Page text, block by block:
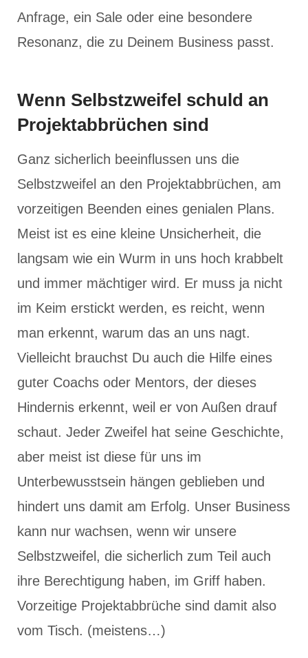
Anfrage, ein Sale oder eine besondere
Resonanz, die zu Deinem Business passt.
Wenn Selbstzweifel schuld an
Projektabbrüchen sind
Ganz sicherlich beeinflussen uns die
Selbstzweifel an den Projektabbrüchen, am
vorzeitigen Beenden eines genialen Plans.
Meist ist es eine kleine Unsicherheit, die
langsam wie ein Wurm in uns hoch krabbelt
und immer mächtiger wird. Er muss ja nicht
im Keim erstickt werden, es reicht, wenn
man erkennt, warum das an uns nagt.
Vielleicht brauchst Du auch die Hilfe eines
guter Coachs oder Mentors, der dieses
Hindernis erkennt, weil er von Außen drauf
schaut. Jeder Zweifel hat seine Geschichte,
aber meist ist diese für uns im
Unterbewusstsein hängen geblieben und
hindert uns damit am Erfolg. Unser Business
kann nur wachsen, wenn wir unsere
Selbstzweifel, die sicherlich zum Teil auch
ihre Berechtigung haben, im Griff haben.
Vorzeitige Projektabbrüche sind damit also
vom Tisch. (meistens…)